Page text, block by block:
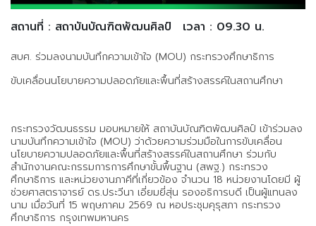
สถานที่ : สถาบันบัณฑิตพัฒนศิลป์ เวลา : 09.30 น.
สบศ. ร่วมลงนามบันทึกความเข้าใจ (MOU) กระทรวงศึกษาธิการ
ขับเคลื่อนนโยบายความปลอดภัยและพื้นที่สร้างสรรค์ในสถานศึกษา
กระทรวงวัฒนธรรม มอบหมายให้ สถาบันบัณฑิตพัฒนศิลป์ เข้าร่วมลง
นามบันทึกความเข้าใจ (MOU) ว่าด้วยความร่วมมือในการขับเคลื่อน
นโยบายความปลอดภัยและพื้นที่สร้างสรรค์ในสถานศึกษา ร่วมกับ
สำนักงานคณะกรรมการการศึกษาขั้นพื้นฐาน (สพฐ.) กระทรวง
ศึกษาธิการ และหน่วยงานภาคีที่เกี่ยวข้อง จำนวน 18 หน่วยงานโดยมี ผู้
ช่วยศาสตราจารย์ ดร.ประวีนา เอี่ยมยี่สุ่น รองอธิการบดี เป็นผู้แทนลง
นาม เมื่อวันที่ 15 พฤษภาคม 2569 ณ หอประชุมคุรุสภา กระทรวง
ศึกษาธิการ กรุงเทพมหานคร